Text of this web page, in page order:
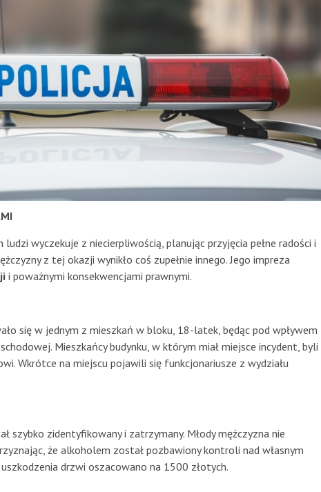
wyczekuje z niecierpliwością, planując przyjęcia pełne radości i
z tej okazji wynikło coś zupełnie innego. Jego impreza
i poważnymi konsekwencjami prawnymi.
się w jednym z mieszkań w bloku, 18-latek, będąc pod wpływem
Mieszkańcy budynku, w którym miał miejsce incydent, byli
Wkrótce na miejscu pojawili się funkcjonariusze z wydziału
szybko zidentyfikowany i zatrzymany. Młody mężczyzna nie
że alkoholem został pozbawiony kontroli nad własnym
drzwi oszacowano na 1500 złotych.